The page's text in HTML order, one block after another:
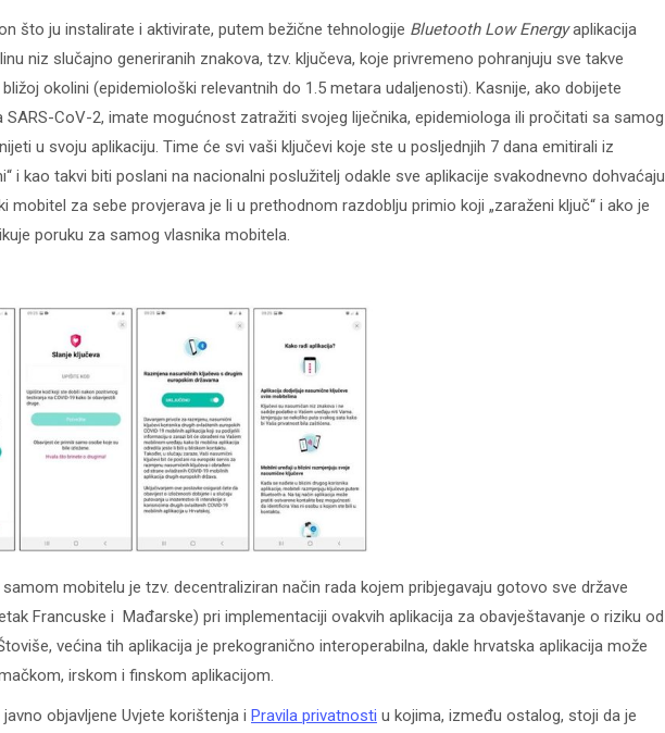
što ju instalirate i aktivirate, putem bežične tehnologije Bluetooth Low Energyaplikacija
niz slučajno generiranih znakova, tzv. ključeva, koje privremeno pohranjuju sve takve
okolini (epidemiološki relevantnih do 1.5 metara udaljenosti). Kasnije, ako dobijete
CoV-2, imate mogućnost zatražiti svojeg liječnika, epidemiologa ili pročitati sa samog
u svoju aplikaciju. Time će svi vaši ključevi koje ste u posljednjih 7 dana emitirali iz
i kao takvi biti poslani na nacionalni poslužitelj odakle sve aplikacije svakodnevno dohvaćaju
mobitel za sebe provjerava je li u prethodnom razdoblju primio koji „zaraženi ključ“ i ako je
poruku za samog vlasnika mobitela.
mobitelu je tzv. decentraliziran način rada kojem pribjegavaju gotovo sve države
Francuske i Mađarske) pri implementaciji ovakvih aplikacija za obavještavanje o riziku od
većina tih aplikacija je prekogranično interoperabilna, dakle hrvatska aplikacija može
irskom i finskom aplikacijom.
objavljene Uvjete korištenja i Pravila privatnosti u kojima, između ostalog, stoji da je